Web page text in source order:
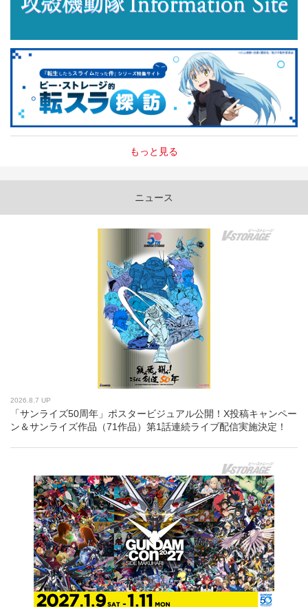
もっと見る
ニュース
2026.8.7 UP
「サンライズ50周年」ポスタービジュアル公開！X投稿キャンペー
ン＆サンライズ作品（71作品）第1話連続ライブ配信実施決定！